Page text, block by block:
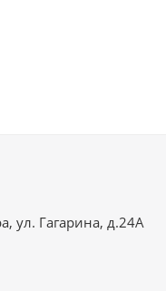
ул. Гагарина, д.24А